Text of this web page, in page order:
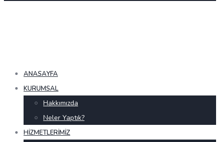
ANASAYFA
KURUMSAL
Hakkımızda
Neler Yaptık?
HIZMETLERIMIZ